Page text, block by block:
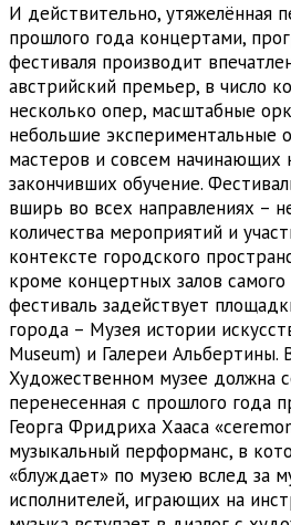
И действительно, утяжелённая
прошлого года концертами,
фестиваля производит
австрийский премьер, в число
несколько опер, масштабные
небольшие экспериментальные
мастеров и совсем начинающих
закончивших обучение.
вширь во всех направлениях –
количества мероприятий и
контексте городского
кроме концертных залов самого
фестиваль задействует
города – Музея истории
Museum) и Галереи Альбертины.
Художественном музее должна
перенесенная с прошлого года
Георга Фридриха Хааса
музыкальный перформанс, в
«блуждает» по музею вслед за
исполнителей, играющих на